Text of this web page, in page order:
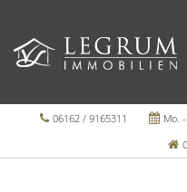
06162 / 9165311 Mo.